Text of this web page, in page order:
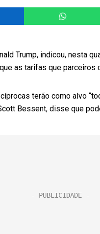
Trump, indicou, nesta
as tarifas que parceiros
terão como alvo
Bessent, disse que